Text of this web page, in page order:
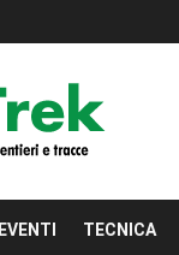
EVENTI TECNICA